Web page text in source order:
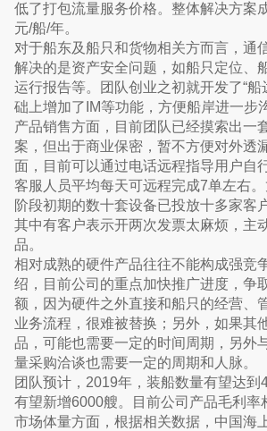
低了打包流量服务价格。整体解决方案
元/船/年。
对于船东及船只和货物相关方而言，通
解决的是资产安全问题，如船只定位、
运行报告等。团队创业之初就开发了“船
础上增加了IM等功能，方便船岸进一步
产品销售方面，目前团队已经摸索出一
案，但出于商业保密，暂不方便对外透
面，目前可以通过电话远程指导用户自
客服人员平均每天可远程完成7单左右
阶段初期的数十套设备已投放十多家客
其中有客户表示开两次发票太麻烦，主
品。
相对成熟的硬件产品往往不能构成强竞
绍，目前公司的重点加快推广进度，争
额，因为硬件之外直接和船只的经营、
业务流程，很难被替换；另外，如果其
品，可能也需要一定的时间周期，另外
量采购洽谈也需要一定的周期和人脉。
团队预计，2019年，装船数量有望达到
有望新增6000艘。目前公司产品毛利率
市场体量方面，根据相关数据，中国海